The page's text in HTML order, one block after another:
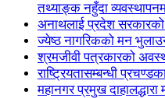
तथ्याङ्क नहुँदा
अनाथलाई प्रदेश सरकारको
ज्येष्ठ नागरिकको मन
श्रमजीवी पत्रकारको
राष्ट्रियतासम्बन्धी
महानगर प्रमुख